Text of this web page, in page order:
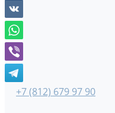
+7 (812) 679 97 90